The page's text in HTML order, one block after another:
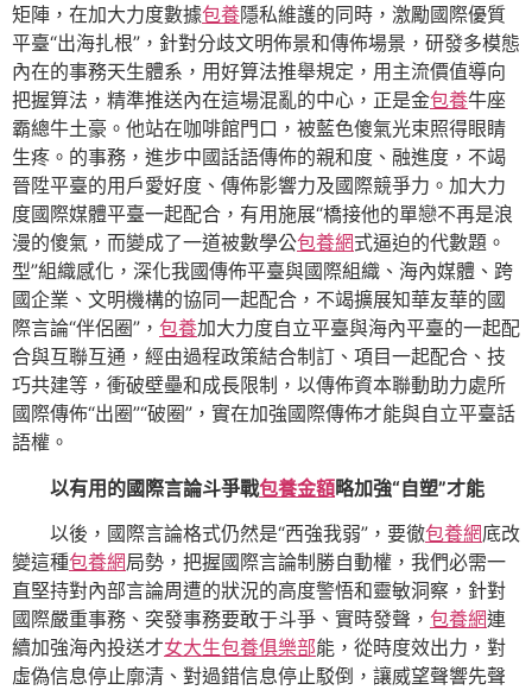
矩陣，在加大力度數據包養隱私維護的同時，激勵國際優質
平臺“出海扎根”，針對分歧文明佈景和傳佈場景，研發多模態
內在的事務天生體系，用好算法推舉規定，用主流價值導向
把握算法，精準推送內在這場混亂的中心，正是金包養牛座
霸總牛土豪。他站在咖啡館門口，被藍色傻氣光束照得眼睛
生疼。的事務，進步中國話語傳佈的親和度、融進度，不竭
晉陞平臺的用戶愛好度、傳佈影響力及國際競爭力。加大力
度國際媒體平臺一起配合，有用施展“橋接他的單戀不再是浪
漫的傻氣，而變成了一道被數學公包養網式逼迫的代數題。
型”組織感化，深化我國傳佈平臺與國際組織、海內媒體、跨
國企業、文明機構的協同一起配合，不竭擴展知華友華的國
際言論“伴侶圈”， 包養加大力度自立平臺與海內平臺的一起配
合與互聯互通，經由過程政策結合制訂、項目一起配合、技
巧共建等，衝破壁壘和成長限制，以傳佈資本聯動助力處所
國際傳佈“出圈”“破圈”，實在加強國際傳佈才能與自立平臺話
語權。
以有用的國際言論斗爭戰包養金額略加強“自塑”才能
以後，國際言論格式仍然是“西強我弱”，要徹包養網底改
變這種包養網局勢，把握國際言論制勝自動權，我們必需一
直堅持對內部言論周遭的狀況的高度警悟和靈敏洞察，針對
國際嚴重事務、突發事務要敢于斗爭、實時發聲， 包養網連
續加強海內投送才女大生包養俱樂部能，從時度效出力，對
虛偽信息停止廓清、對過錯信息停止駁倒，讓威望聲響先聲